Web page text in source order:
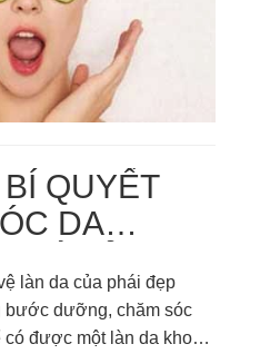
QUYẾT
DA
HÈ
làn da của phái đẹp
bước dưỡng, chăm sóc
có được một làn da khoẻ